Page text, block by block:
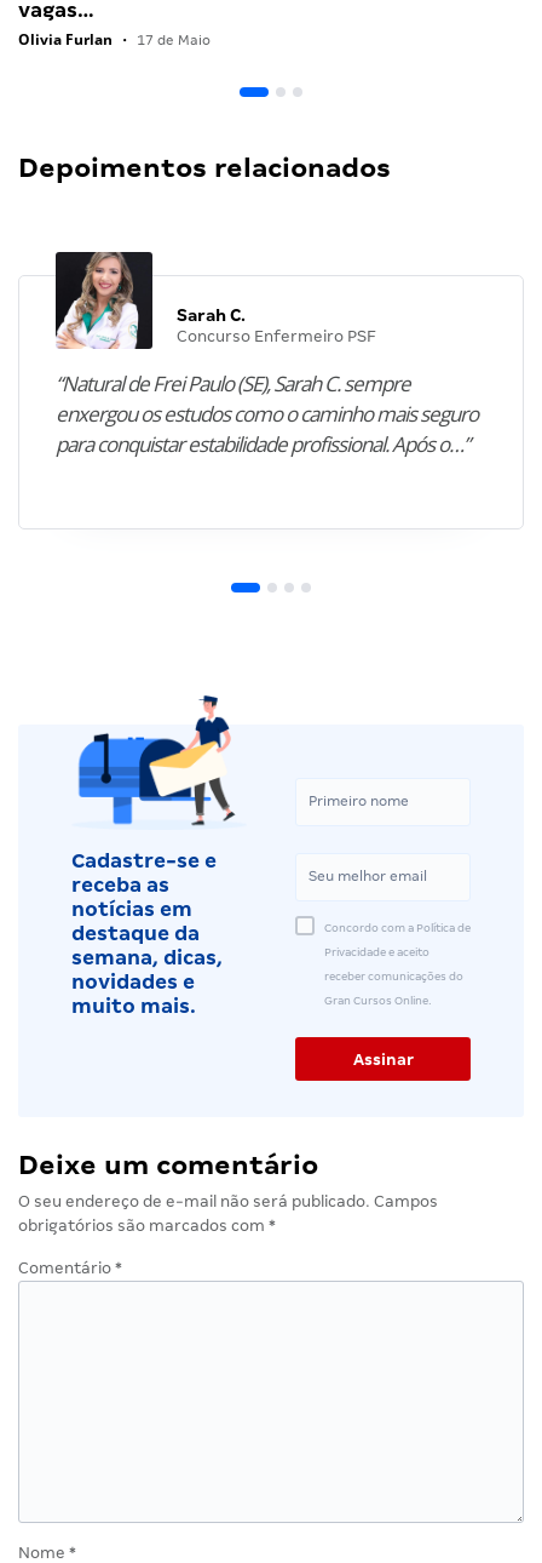
vagas…
Olivia Furlan • 17 de Maio
Depoimentos relacionados
Sarah C.
Concurso Enfermeiro PSF
“Natural de Frei Paulo (SE), Sarah C. sempre
enxergou os estudos como o caminho mais seguro
para conquistar estabilidade profissional. Após o…”
Cadastre-se e
receba as
notícias em
destaque da
semana, dicas,
novidades e
muito mais.
Concordo com a Política de
Privacidade e aceito
receber comunicações do
Gran Cursos Online.
Deixe um comentário
O seu endereço de e-mail não será publicado. Campos
obrigatórios são marcados com *
Comentário *
Nome *